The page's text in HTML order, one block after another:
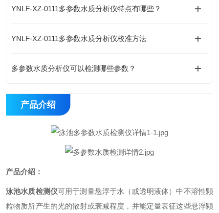
YNLF-XZ-0111多参数水质分析仪特点有哪些？
YNLF-XZ-0111多参数水质分析仪校准方法
多参数水质分析仪可以检测哪些参数？
产品介绍
产品介绍 ：
泳池水质检测仪可用于测量悬浮于水（或透明液体）中不溶性颗
粒物质所产生的光的散射或衰减程度，并能定量表征这些悬浮颗